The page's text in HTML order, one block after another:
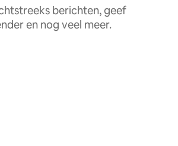
berichten, geef
en nog veel meer.